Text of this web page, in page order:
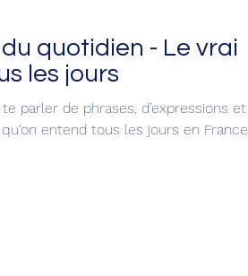
du quotidien - Le vrai
les jours
parler de phrases, d’expressions et
entend tous les jours en France.